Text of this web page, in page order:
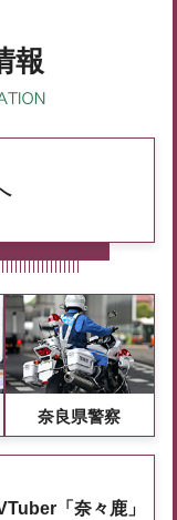
報
奈良県警察
「奈々鹿」